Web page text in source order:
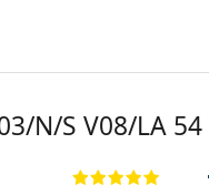
N/S V08/LA 54